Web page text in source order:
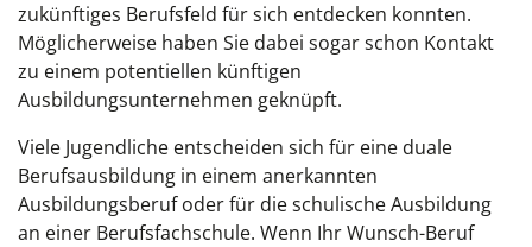
zukünftiges Berufsfeld für sich entdecken konnten.
Möglicherweise haben Sie dabei sogar schon Kontakt
zu einem potentiellen künftigen
Ausbildungsunternehmen geknüpft.
Viele Jugendliche entscheiden sich für eine duale
Berufsausbildung in einem anerkannten
Ausbildungsberuf oder für die schulische Ausbildung
an einer Berufsfachschule. Wenn Ihr Wunsch-Beruf